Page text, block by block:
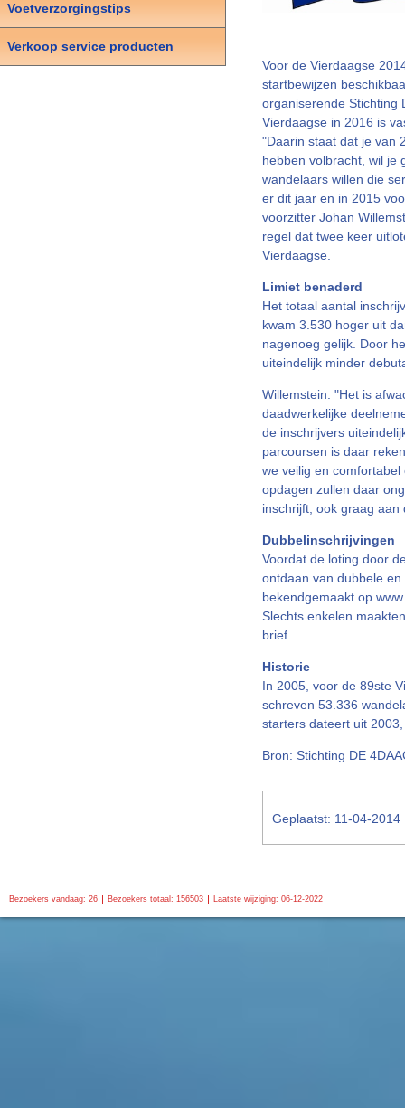
Voetverzorgingstips
Verkoop service producten
Voor de Vierdaagse
startbewijzen
organiserende Stichting
Vierdaagse in 2016 is
"Daarin staat dat je van
hebben volbracht, wil je
wandelaars willen die
er dit jaar en in 2015
voorzitter Johan
regel dat twee keer
Vierdaagse.
Limiet benaderd
Het totaal aantal
kwam 3.530 hoger uit
nagenoeg gelijk. Door
uiteindelijk minder
Willemstein: "Het is
daadwerkelijke
de inschrijvers
parcoursen is daar
we veilig en
opdagen zullen daar
inschrijft, ook graag aan
Dubbelinschrijvingen
Voordat de loting door
ontdaan van dubbele
bekendgemaakt op
Slechts enkelen
brief.
Historie
In 2005, voor de 89ste
schreven 53.336
starters dateert uit
Bron: Stichting DE
Geplaatst: 11-04-
Bezoekers vandaag: 26 Bezoekers totaal: 156503 Laatste wijziging: 06-12-2022